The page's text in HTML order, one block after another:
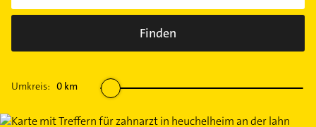
Finden
Umkreis: 0 km